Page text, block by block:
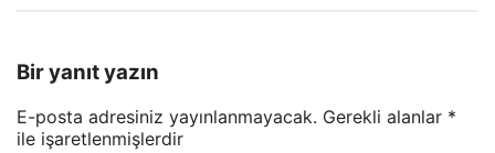
Bir yanıt yazın
E-posta adresiniz yayınlanmayacak. Gerekli alanlar *
ile işaretlenmişlerdir